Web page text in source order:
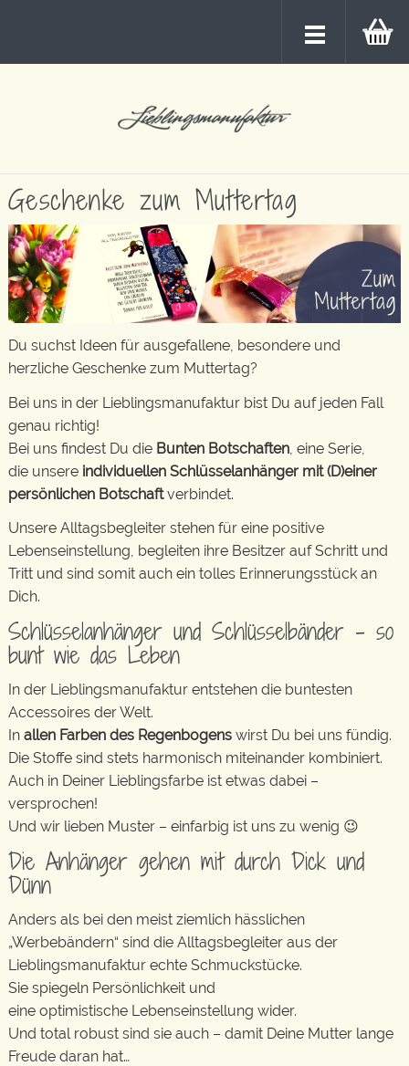
Geschenke zum Muttertag
Du suchst Ideen für ausgefallene, besondere und
herzliche Geschenke zum Muttertag?
Bei uns in der Lieblingsmanufaktur bist Du auf jeden Fall
genau richtig!
Bei uns findest Du die Bunten Botschaften , eine Serie,
die unsere individuellen Schlüsselanhänger mit (D)einer
persönlichen Botschaftverbindet.
Unsere Alltagsbegleiter stehen für eine positive
Lebenseinstellung, begleiten ihre Besitzer auf Schritt und
Tritt und sind somit auch ein tolles Erinnerungsstück an
Dich.
Schlüsselanhänger und Schlüsselbänder – so
bunt wie das Leben
In der Lieblingsmanufaktur entstehen die buntesten
Accessoires der Welt.
In allen Farben des Regenbogens wirst Du bei uns fündig.
Die Stoffe sind stets harmonisch miteinander kombiniert.
Auch in Deiner Lieblingsfarbe ist etwas dabei –
versprochen!
Und wir lieben Muster – einfarbig ist uns zu wenig 😉
Die Anhänger gehen mit durch Dick und
Dünn
Anders als bei den meist ziemlich hässlichen
„Werbebändern“ sind die Alltagsbegleiter aus der
Lieblingsmanufaktur echte Schmuckstücke.
Sie spiegeln Persönlichkeit und
eine optimistische Lebenseinstellung wider.
Und total robust sind sie auch – damit Deine Mutter lange
Freude daran hat…